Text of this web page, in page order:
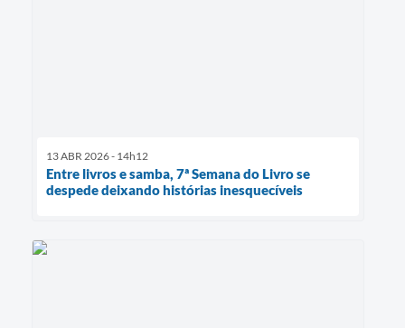
13 ABR 2026 - 14h12
Entre livros e samba, 7ª Semana do Livro se
despede deixando histórias inesquecíveis